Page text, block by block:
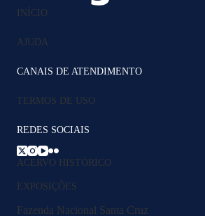
INÍCIO
AJUDA
CANAIS DE ATENDIMENTO
TERMOS DE USO
REDES SOCIAIS
ACERVO HISTÓRICO
EXPOSIÇÕES
Fazenda Nacional Santa Cruz